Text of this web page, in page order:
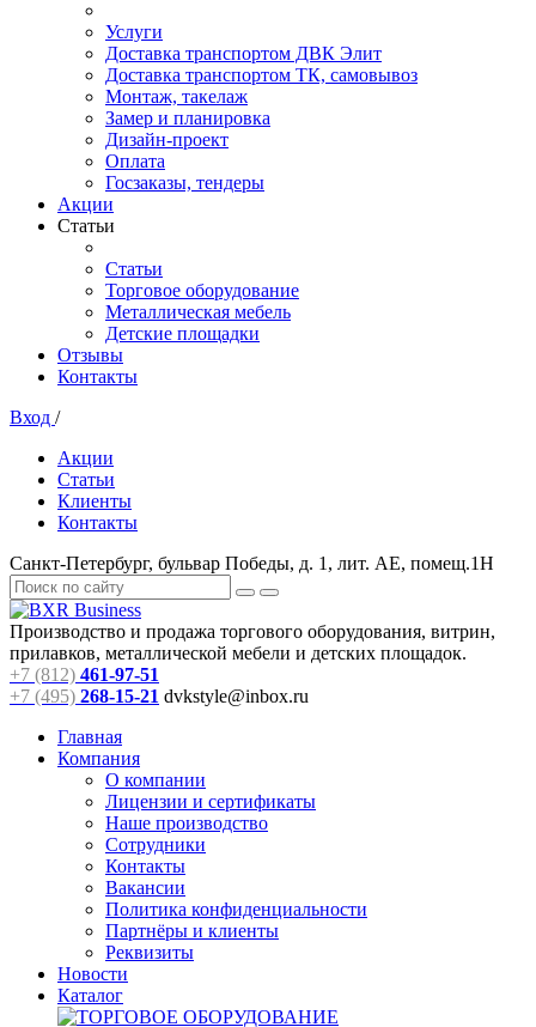
Услуги
Доставка транспортом ДВК Элит
Доставка транспортом ТК, самовывоз
Монтаж, такелаж
Замер и планировка
Дизайн-проект
Оплата
Госзаказы, тендеры
Акции
Статьи
Статьи
Торговое оборудование
Металлическая мебель
Детские площадки
Отзывы
Контакты
Вход /
Акции
Статьи
Клиенты
Контакты
Санкт-Петербург, бульвар Победы, д. 1, лит. АЕ, помещ.1Н
Производство и продажа торгового оборудования, витрин,
прилавков, металлической мебели и детских площадок.
+7 (812) 461-97-51
+7 (495) 268-15-21 dvkstyle@inbox.ru
Главная
Компания
О компании
Лицензии и сертификаты
Наше производство
Сотрудники
Контакты
Вакансии
Политика конфиденциальности
Партнёры и клиенты
Реквизиты
Новости
Каталог